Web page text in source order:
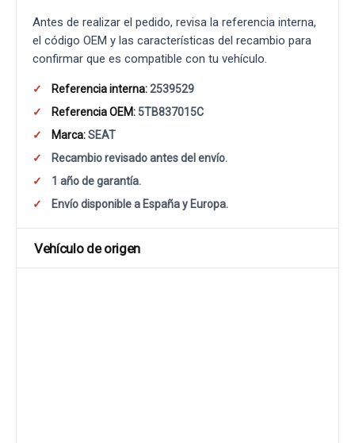
Antes de realizar el pedido, revisa la referencia interna,
el código OEM y las características del recambio para
confirmar que es compatible con tu vehículo.
Referencia interna:2539529
Referencia OEM: 5TB837015C
Marca:SEAT
Recambio revisado antes del envío.
1 año de garantía.
Envío disponible a España y Europa.
Vehículo de origen